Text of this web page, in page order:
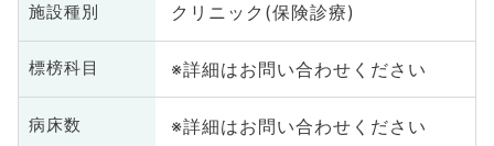
施設種別 クリニック(保険診療)
標榜科目 ※詳細はお問い合わせください
病床数 ※詳細はお問い合わせください